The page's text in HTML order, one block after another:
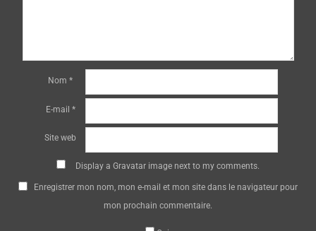
Nom *
E-mail *
Site web
Display a Gravatarimage next to my comments.
Enregistrer mon nom, mon e-mail et mon site dans le navigateur pour
mon prochain commentaire.